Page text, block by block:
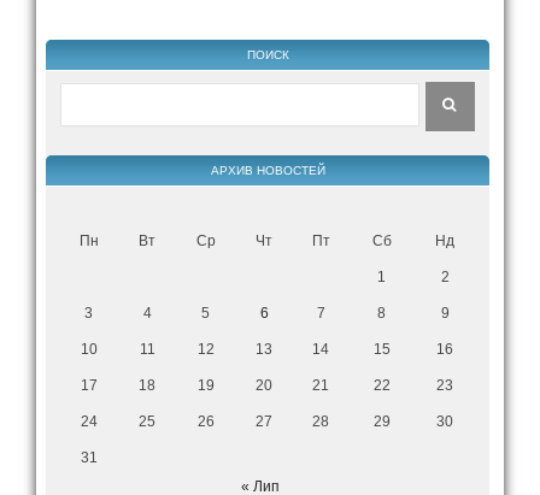
ПОИСК
АРХИВ НОВОСТЕЙ
Пн Вт Ср Чт Пт Сб Нд
1 2
3 4 5 6 7 8 9
10 11 12 13 14 15 16
17 18 19 20 21 22 23
24 25 26 27 28 29 30
31
« Лип